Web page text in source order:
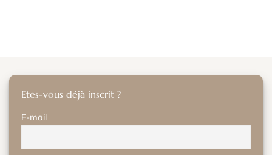
Etes-vous déjà inscrit ?
E-mail